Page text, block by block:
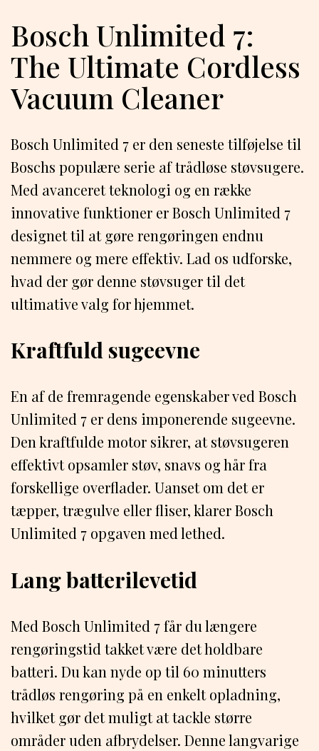
Bosch Unlimited 7:
The Ultimate Cordless
Vacuum Cleaner
Bosch Unlimited 7 er den seneste tilføjelse til
Boschs populære serie af trådløse støvsugere.
Med avanceret teknologi og en række
innovative funktioner er Bosch Unlimited 7
designet til at gøre rengøringen endnu
nemmere og mere effektiv. Lad os udforske,
hvad der gør denne støvsuger til det
ultimative valg for hjemmet.
Kraftfuld sugeevne
En af de fremragende egenskaber ved Bosch
Unlimited 7 er dens imponerende sugeevne.
Den kraftfulde motor sikrer, at støvsugeren
effektivt opsamler støv, snavs og hår fra
forskellige overflader. Uanset om det er
tæpper, trægulve eller fliser, klarer Bosch
Unlimited 7 opgaven med lethed.
Lang batterilevetid
Med Bosch Unlimited 7 får du længere
rengøringstid takket være det holdbare
batteri. Du kan nyde op til 60 minutters
trådløs rengøring på en enkelt opladning,
hvilket gør det muligt at tackle større
områder uden afbrydelser. Denne langvarige